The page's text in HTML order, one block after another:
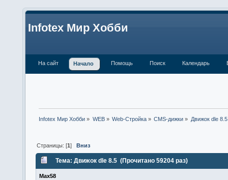
Infotex Мир Хобби
На сайт Начало Помощь Поиск Календарь
Infotex Мир Хобби » WEB» Web-Стройка » CMS-дижки» Движок dle 8.5
Страницы: [1]Вниз
Тема: Движок dle 8.5 (Прочитано 59204 раз)
Max58